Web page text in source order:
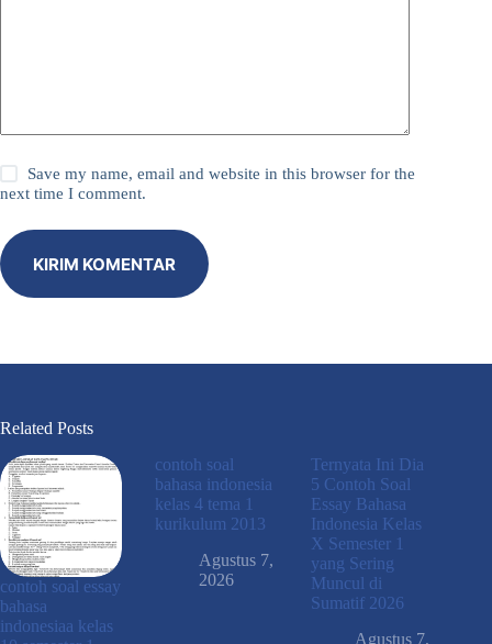
Save my name, email and website in this browser for the
next time I comment.
KIRIM KOMENTAR
Related Posts
contoh soal essay
bahasa
indonesiaa kelas
contoh soal
bahasa indonesia
kelas 4 tema 1
kurikulum 2013
Agustus 7,
2026
Ternyata Ini Dia
5 Contoh Soal
Essay Bahasa
Indonesia Kelas
X Semester 1
yang Sering
Muncul di
Sumatif 2026
Agustus 7,